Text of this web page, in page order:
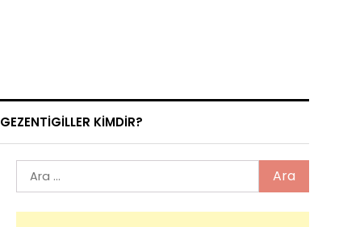
GEZENTIGILLER KIMDIR?
Arama: